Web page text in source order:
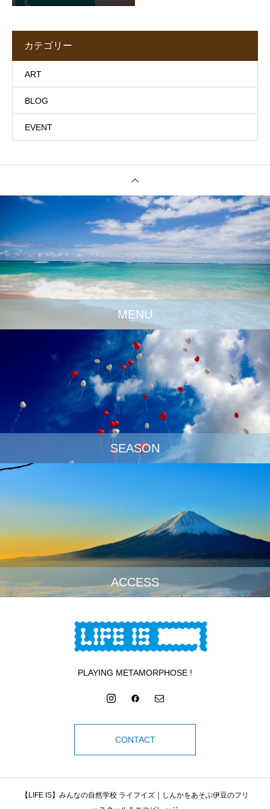
カテゴリー
ART
BLOG
EVENT
MENU
SEASON
ACCESS
PLAYING METAMORPHOSE !
CONTACT
【LIFE IS】みんなの自然学校 ライフイズ｜しんかをあそぶ伊豆のフリ